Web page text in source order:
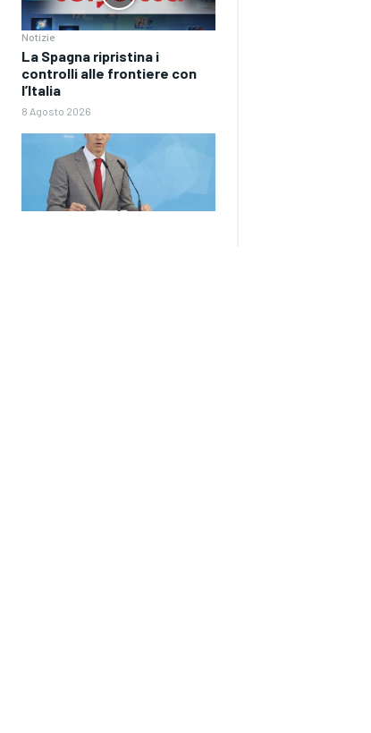
Notizie
La Spagna ripristina i
controlli alle frontiere con
l’Italia
8 Agosto 2026